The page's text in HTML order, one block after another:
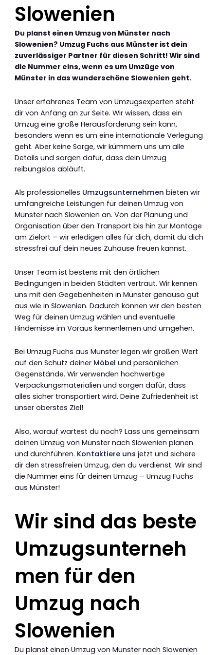
Slowenien
Du planst einen Umzug von Münster nach
Slowenien? Umzug Fuchs aus Münster ist dein
zuverlässiger Partner für diesen Schritt! Wir sind
die Nummer eins, wenn es um Umzüge von
Münster in das wunderschöne Slowenien geht.
Unser erfahrenes Team von Umzugsexperten steht
dir von Anfang an zur Seite. Wir wissen, dass ein
Umzug eine große Herausforderung sein kann,
besonders wenn es um eine internationale Verlegung
geht. Aber keine Sorge, wir kümmern uns um alle
Details und sorgen dafür, dass dein Umzug
reibungslos abläuft.
Als professionelles Umzugsunternehmen bieten wir
umfangreiche Leistungen für deinen Umzug von
Münster nach Slowenien an. Von der Planung und
Organisation über den Transport bis hin zur Montage
am Zielort – wir erledigen alles für dich, damit du dich
stressfrei auf dein neues Zuhause freuen kannst.
Unser Team ist bestens mit den örtlichen
Bedingungen in beiden Städten vertraut. Wir kennen
uns mit den Gegebenheiten in Münster genauso gut
aus wie in Slowenien. Dadurch können wir den besten
Weg für deinen Umzug wählen und eventuelle
Hindernisse im Voraus kennenlernen und umgehen.
Bei Umzug Fuchs aus Münster legen wir großen Wert
auf den Schutz deiner Möbel und persönlichen
Gegenstände. Wir verwenden hochwertige
Verpackungsmaterialien und sorgen dafür, dass
alles sicher transportiert wird. Deine Zufriedenheit ist
unser oberstes Ziel!
Also, worauf wartest du noch? Lass uns gemeinsam
deinen Umzug von Münster nach Slowenien planen
und durchführen. Kontaktiere uns jetzt und sichere
dir den stressfreien Umzug, den du verdienst. Wir sind
die Nummer eins für deinen Umzug – Umzug Fuchs
aus Münster!
Wir sind das beste
Umzugsunterneh
men für den
Umzug nach
Slowenien
Du planst einen Umzug von Münster nach Slowenien